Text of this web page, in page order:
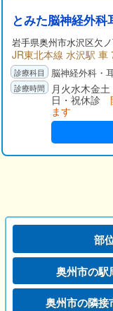
とみた脳神経外
岩手県奥州市水沢区欠
JR東北本線 水沢駅 車
脳神経外科・
月火水木金
日・祝休診
ます
部
奥州市の駅
奥州市の隣接